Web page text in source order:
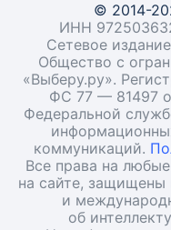
© 2014-
ИНН
Сетевое
Общество с
«Выберу.ру».
ФС 77 — 81497
Федеральной
коммуникаций.
Все права на
на сайте, защищены
и
об